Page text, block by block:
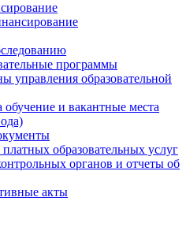
программы
управления образовательной
и вакантные места
образовательных услуг
органов и отчеты об
акты